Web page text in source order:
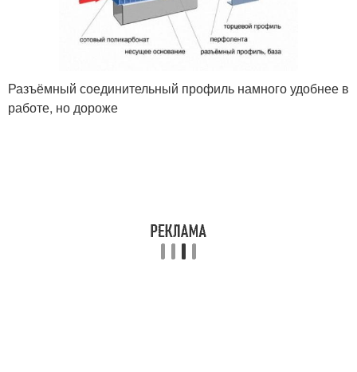
Разъёмный соединительный профиль намного удобнее в
работе, но дороже